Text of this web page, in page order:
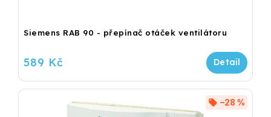
Siemens RAB 90 - přepínač otáček ventilátoru
589 Kč
–28 %